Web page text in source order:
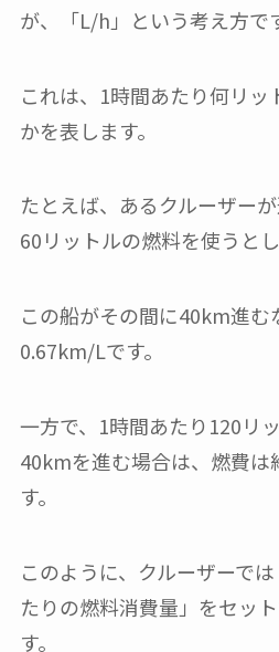
が、「L/h」という考え方で
これは、1時間あたり何リッ
かを表します。
たとえば、あるクルーザー
60リットルの燃料を使うとし
この船がその間に40km進む
0.67km/Lです。
一方で、1時間あたり120リ
40kmを進む場合は、燃費
す。
このように、クルーザーで
たりの燃料消費量」をセッ
す。